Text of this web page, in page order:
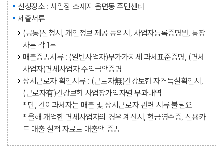
신청장소 : 사업장 소재지 읍면동 주민센터
제출서류
(공통)신청서, 개인정보 제공 동의서, 사업자등록증명원, 통장
사본 각 1부
매출증빙서류 : (일반사업자)부가가치세 과세표준증명, (면세
사업자)면세사업자 수입금액증명
상시근로자 확인서류 : (근로자無)건강보험 자격득실확인서,
(근로자有)건강보험 사업장가입자별 부과내역
* 단, 간이과세자는 매출 및 상시근로자 관련 서류 불필요
* 올해 개업한 면세사업자의 경우 계산서, 현금영수증, 신용카
드 매출 실적 자료로 매출액 증빙